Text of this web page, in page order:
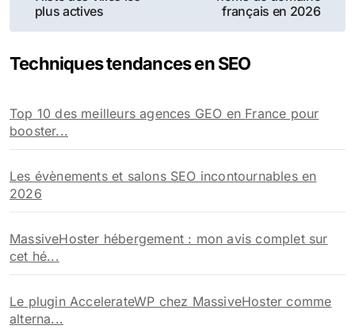
l’article
plus actives
français en 2026
Techniques tendances en SEO
Top 10 des meilleurs agences GEO en France pour
booster...
Les évènements et salons SEO incontournables en
2026
MassiveHoster hébergement : mon avis complet sur
cet hé...
Le plugin AccelerateWP chez MassiveHoster comme
alterna...